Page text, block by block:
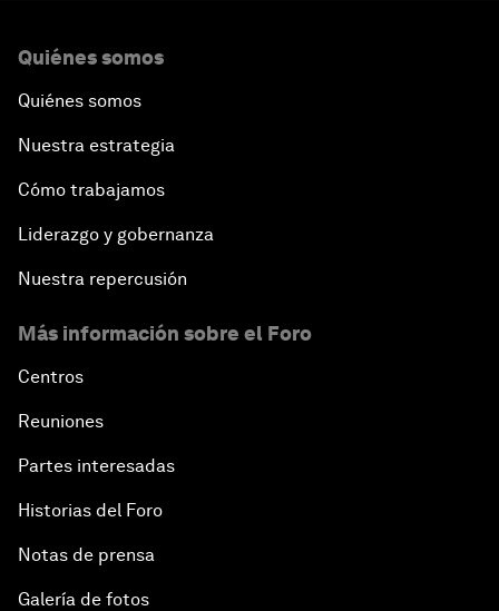
Quiénes somos
Quiénes somos
Nuestra estrategia
Cómo trabajamos
Liderazgo y gobernanza
Nuestra repercusión
Más información sobre el Foro
Centros
Reuniones
Partes interesadas
Historias del Foro
Notas de prensa
Galería de fotos